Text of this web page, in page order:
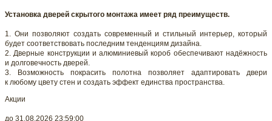
Установка дверей скрытого монтажа имеет ряд преимуществ.
1. Они позволяют создать современный и стильный интерьер, который
будет соответствовать последним тенденциям дизайна.
2. Дверные конструкции и алюминиевый короб обеспечивают надёжность
и долговечность дверей.
3. Возможность покрасить полотна позволяет адаптировать двери
к любому цвету стен и создать эффект единства пространства.
Акции
до 31.08.2026 23:59:00